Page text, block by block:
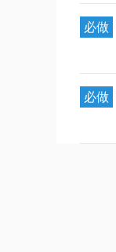
必做
必做